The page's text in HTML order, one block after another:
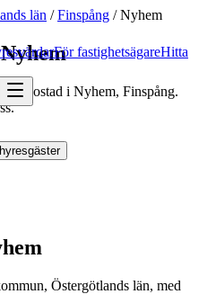
För fastighetsägareHitta
län /Finspång /Nyhem
bostad i Nyhem, Finspång.
Östergötlands län, med